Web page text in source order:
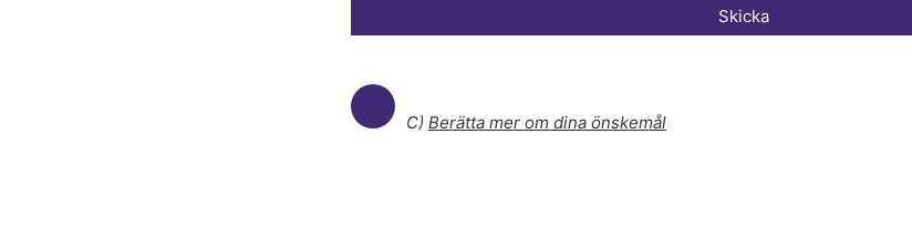
Skicka
C) Berätta mer om dina önskemål